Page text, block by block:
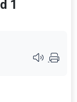
1
Przycisk